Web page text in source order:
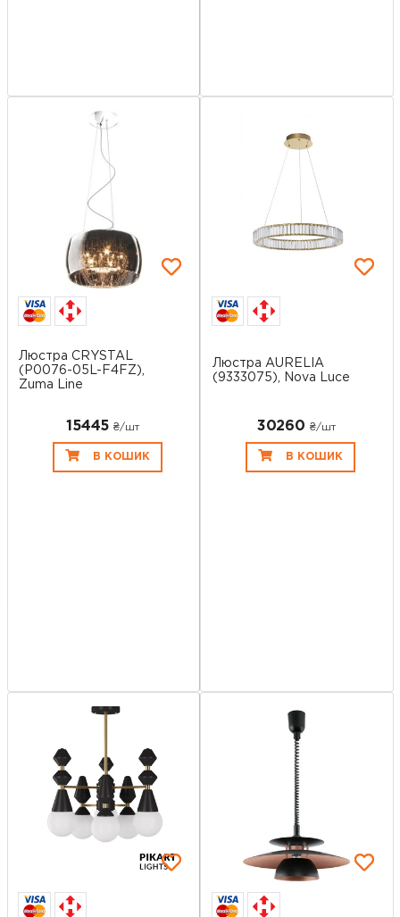
Люстра CRYSTAL
(P0076-05L-F4FZ),
Zuma Line
15445 ₴/шт
В КОШИК
Люстра AURELIA
(9333075), Nova Luce
30260 ₴/шт
В КОШИК